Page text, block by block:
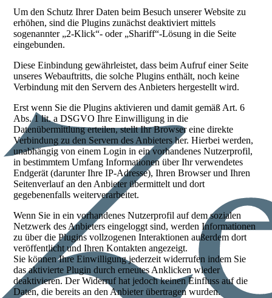
Um den Schutz Ihrer Daten beim Besuch unserer Website zu
erhöhen, sind die Plugins zunächst deaktiviert mittels
sogenannter „2-Klick“- oder „Shariff“-Lösung in die Seite
eingebunden.
Diese Einbindung gewährleistet, dass beim Aufruf einer Seite
unseres Webauftritts, die solche Plugins enthält, noch keine
Verbindung mit den Servern des Anbieters hergestellt wird.
Erst wenn Sie die Plugins aktivieren und damit gemäß Art. 6
Abs. 1 lit. a DSGVO Ihre Einwilligung in die
Datenübermittlung erteilen, stellt Ihr Browser eine direkte
Verbindung zu den Servern des Anbieters her. Hierbei werden,
unabhängig von einem Login in ein vorhandenes Nutzerprofil,
in bestimmtem Umfang Informationen über Ihr verwendetes
Endgerät (darunter Ihre IP-Adresse), Ihren Browser und Ihren
Seitenverlauf an den Anbieter übermittelt und dort
gegebenenfalls weiterverarbeitet.
Wenn Sie in ein vorhandenes Nutzerprofil auf dem sozialen
Netzwerk des Anbieters eingeloggt sind, werden Informationen
zu über die Plugins vollzogenen Interaktionen außerdem dort
veröffentlicht und Ihren Kontakten angezeigt.
Sie können Ihre Einwilligung jederzeit widerrufen indem Sie
das aktivierte Plugin durch erneutes Anklicken wieder
deaktivieren. Der Widerruf hat jedoch keinen Einfluss auf die
Daten, die bereits an den Anbieter übertragen wurden.